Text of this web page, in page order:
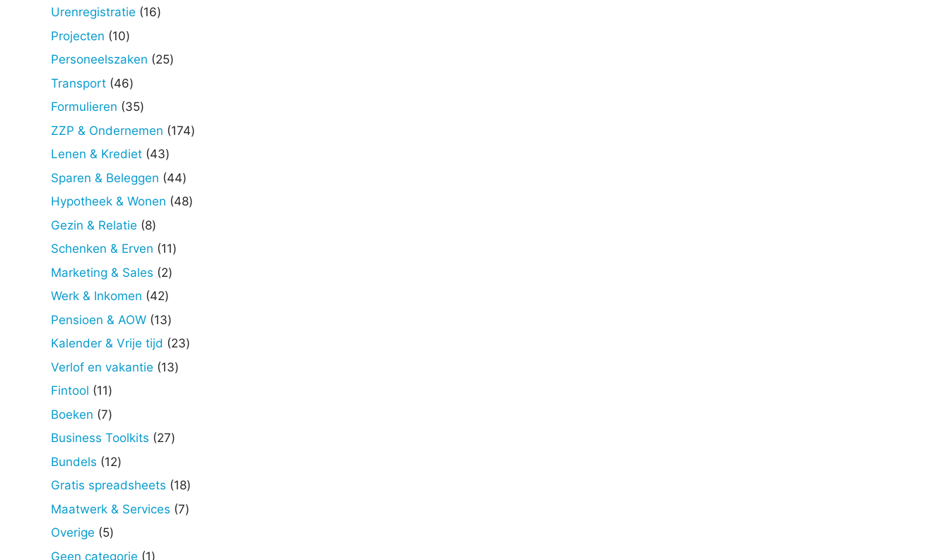
producten
Urenregistratie 1616
Projecten 1010
producten
Personeelszaken 2525
Transport 4646
producten
Formulieren 3535
producten
ZZP & Ondernemen 174174
Lenen & Krediet 4343
producten
Sparen & Beleggen 4444
producten
Hypotheek & Wonen 4848
Gezin & Relatie 88
producten
Schenken & Erven 1111
Marketing & Sales 22
Werk & Inkomen 4242
producten
Pensioen & AOW 1313
producten
Kalender & Vrije tijd 2323
Verlof en vakantie 1313
Fintool 1111
producten
Boeken 77
producten
Business Toolkits 2727
Bundels 1212
producten
Gratis spreadsheets 1818
producten
Maatwerk & Services 77
Overige 55
producten
Geen categorie 11